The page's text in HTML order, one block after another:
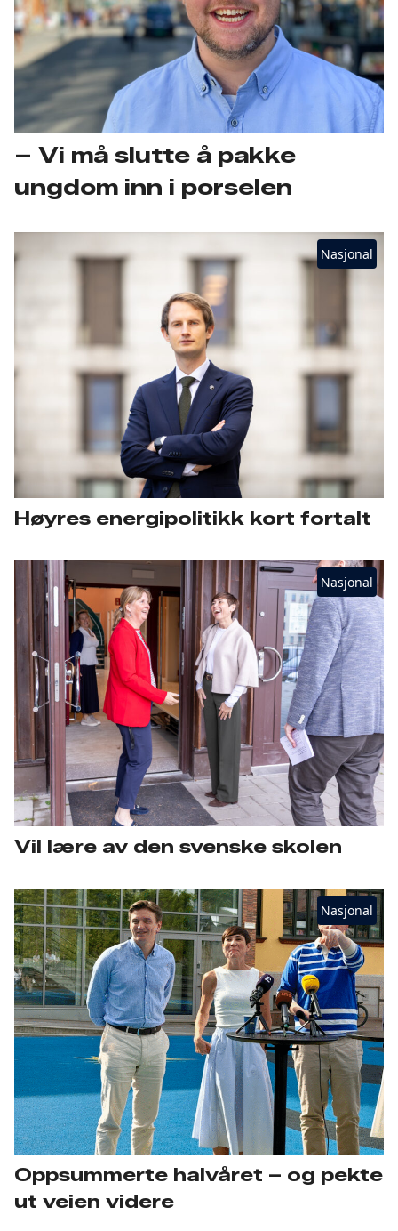
– Vi må slutte å pakke
ungdom inn i porselen
Nasjonal
Høyres energipolitikk kort fortalt
Nasjonal
Vil lære av den svenske skolen
Nasjonal
Oppsummerte halvåret – og pekte
ut veien videre